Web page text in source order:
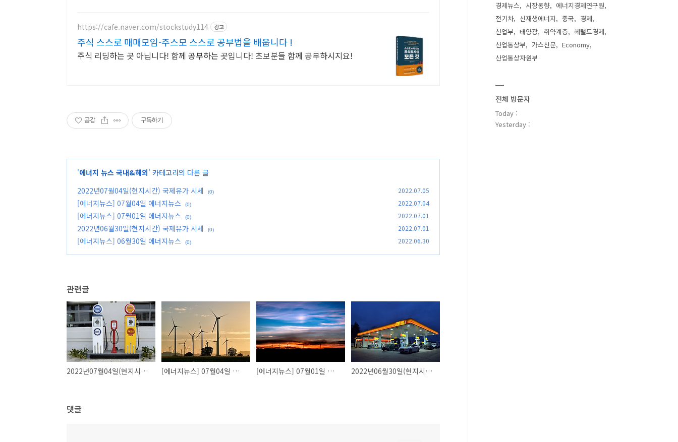
https://cafe.naver.com/stockstudy114 광고
주식 스스로 매매모임-주스모 스스로 공부법을 배웁니다 !
주식 리딩하는 곳 아닙니다! 함께 공부하는 곳입니다! 초보분들 함께 공부하시지요!
공감 구독하기
'에너지 뉴스 국내&해외' 카테고리의 다른 글
2022년07월04일(현지시간) 국제유가 시세
(0) 2022.07.05
[에너지뉴스] 07월04일 에너지뉴스 (0) 2022.07.04
[에너지뉴스] 07월01일 에너지뉴스 (0) 2022.07.01
2022년06월30일(현지시간) 국제유가 시세 (0) 2022.07.01
[에너지뉴스] 06월30일 에너지뉴스 (0) 2022.06.30
관련글
2022년07월04일(현지시간) 국제유가 시세 [에너지뉴스] 07월04일 에너지뉴스 [에너지뉴스] 07월01일 에너지뉴스 2022년06월30일(현지시간) 국제유가 시세
댓글
경제뉴스
시장동향
에너지경제연구원
전기차
신재생에너지 중국
경제
산업부
태양광 취약계층
헤럴드경제
산업통상부
가스신문
Economy
산업통상자원부
전체 방문자
Today :
Yesterday :